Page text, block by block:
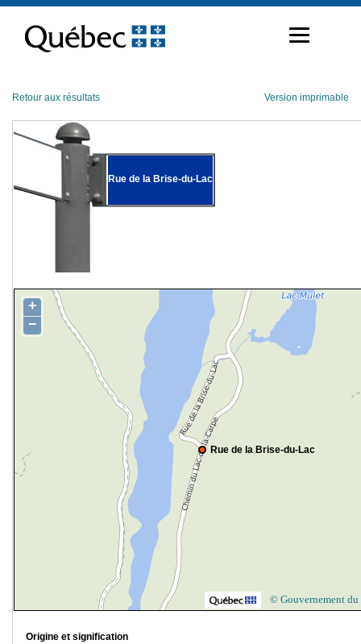
contenu
Retour aux résultats Version imprimable
Rue de la Brise-du-Lac
Rue de la Brise-du-Lac
+
−
© Gouvernement du
Origine et signification